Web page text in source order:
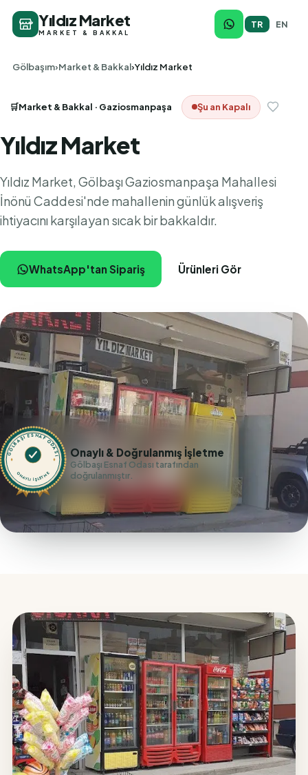
Yıldız Market
MARKET & BAKKAL
TR EN
Gölbaşım Market & Bakkal Yıldız Market
🛒Market & Bakkal · Gaziosmanpaşa Şu an Kapalı
Yıldız Market
Yıldız Market, Gölbaşı Gaziosmanpaşa Mahallesi
İnönü Caddesi'nde mahallenin günlük alışveriş
ihtiyacını karşılayan sıcak bir bakkaldır.
WhatsApp'tan Sipariş Ürünleri Gör
GÖLBAŞI ESNAF ODASI
ONAYLI İŞLETME
Onaylı & Doğrulanmış İşletme
Gölbaşı Esnaf Odası tarafından
doğrulanmıştır.